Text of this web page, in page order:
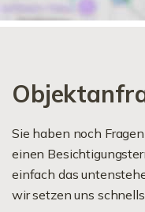
Sie haben noch
einen
einfach das
wir setzen uns